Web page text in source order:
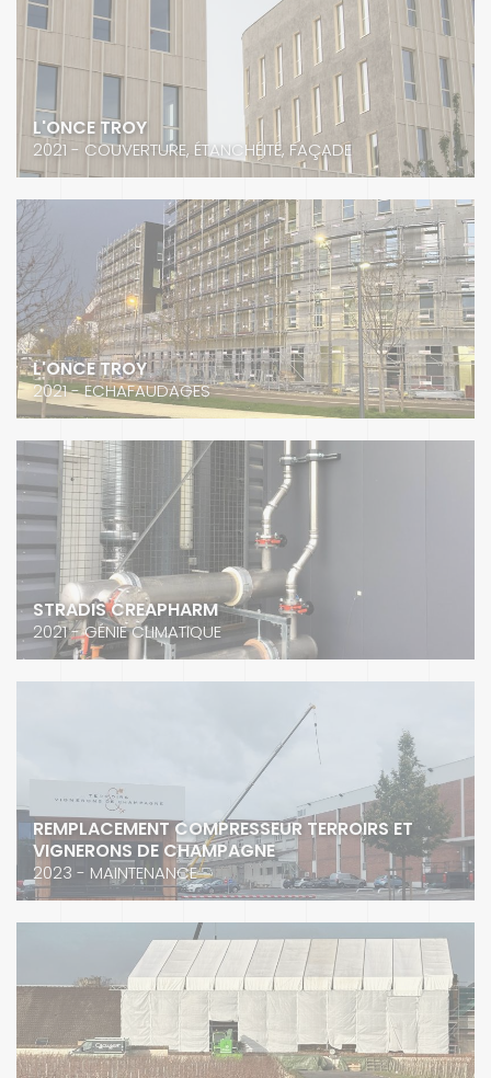
L'ONCE TROY
2021 - COUVERTURE, ÉTANCHÉITÉ, FAÇADE
L'ONCE TROY
2021 - ECHAFAUDAGES
STRADIS CREAPHARM
2021 - GÉNIE CLIMATIQUE
REMPLACEMENT COMPRESSEUR TERROIRS ET
VIGNERONS DE CHAMPAGNE
2023 - MAINTENANCE